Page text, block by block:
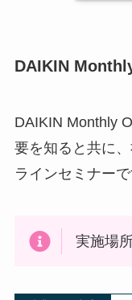
DAIKIN
DAIKIN Monthly
要を知ると共に
ラインセミナーで
実施場